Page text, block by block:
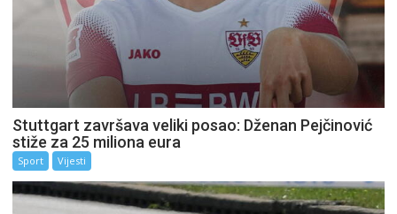
Stuttgart završava veliki posao: Dženan Pejčinović
stiže za 25 miliona eura
Sport Vijesti